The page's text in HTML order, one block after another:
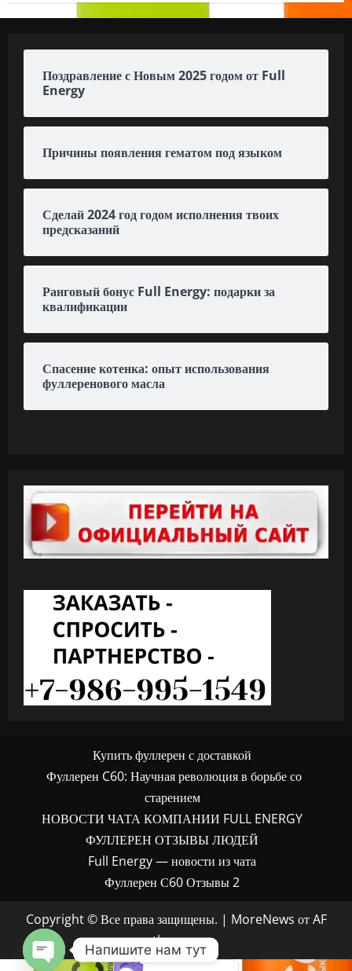
Поздравление с Новым 2025 годом от Full
Energy
Причины появления гематом под языком
Сделай 2024 год годом исполнения твоих
предсказаний
Ранговый бонус Full Energy: подарки за
квалификации
Спасение котенка: опыт использования
фуллеренового масла
Купить фуллерен с доставкой
Фуллерен C60: Научная революция в борьбе со
старением
НОВОСТИ ЧАТА КОМПАНИИ FULL ENERGY
ФУЛЛЕРЕН ОТЗЫВЫ ЛЮДЕЙ
Full Energy — новости из чата
Фуллерен С60 Отзывы 2
Copyright © Все права защищены. | MoreNews от AF
themes.
Напишите нам тут